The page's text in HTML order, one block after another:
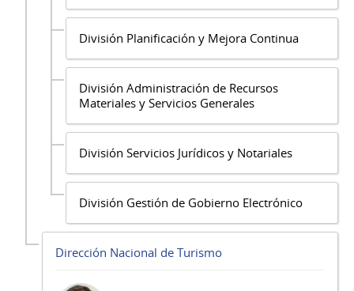
División Planificación y Mejora Continua
División Administración de Recursos
Materiales y Servicios Generales
División Servicios Jurídicos y Notariales
División Gestión de Gobierno Electrónico
Dirección Nacional de Turismo